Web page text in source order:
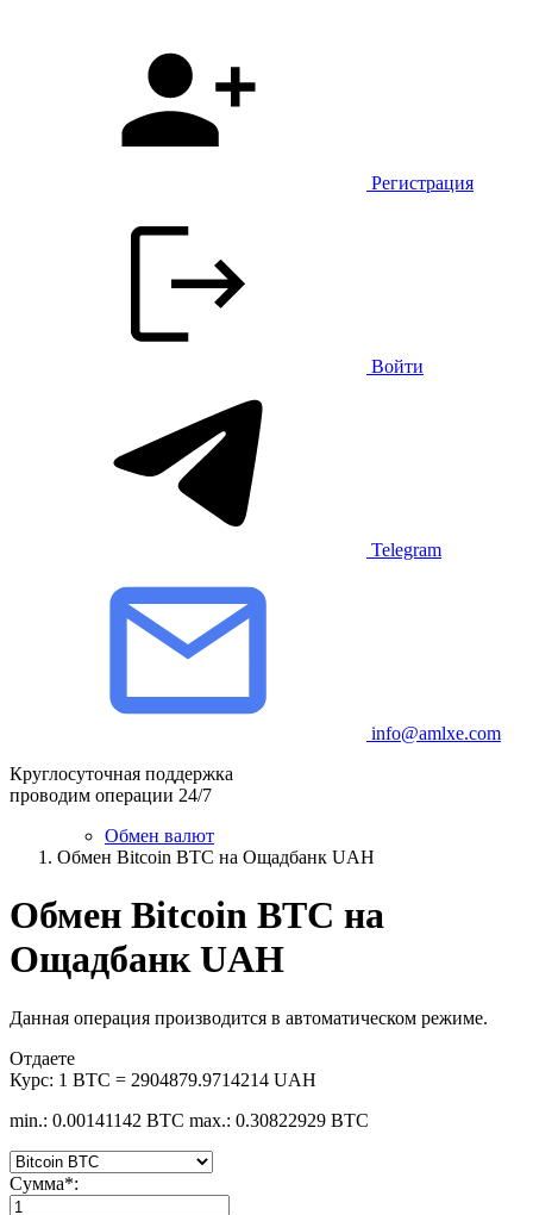
Регистрация
Войти
Telegram
info@amlxe.com
Круглосуточная поддержка
проводим операции 24/7
Обмен валют
Обмен Bitcoin BTC на Ощадбанк UAH
Обмен Bitcoin BTC на
Ощадбанк UAH
Данная операция производится в автоматическом режиме.
Отдаете
Курс: 1 BTC = 2904879.9714214 UAH
min.: 0.00141142 BTC max.: 0.30822929 BTC
Сумма*: